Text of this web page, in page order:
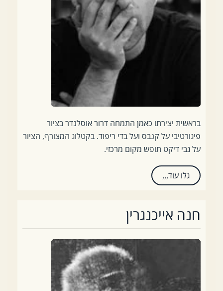
בראשית יצירתו כאמן התמחה דרור אוסלנדר בציור
פיגורטיבי על קנבס ועל בדי ריפוד. בקטלוג המצורף, הציור
על גבי דיקט תופש מקום מרכזי.
גלו עוד,,,
חנה אייכנגרין